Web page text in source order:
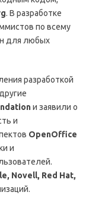
. В разработке
по всему
для любых
разработкой
и заявили о
и
OpenOffice
и
Novell, Red Hat,